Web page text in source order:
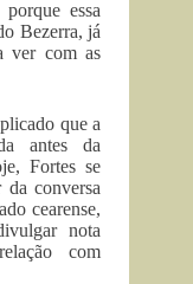
essa
Bezerra, já
ver com as
que a
antes da
Fortes se
conversa
cearense,
nota
com